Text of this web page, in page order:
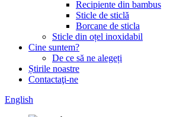
Recipiente din bambus
Sticle de sticlă
Borcane de sticla
Sticle din oțel inoxidabil
Cine suntem?
De ce să ne alegeți
Știrile noastre
Contactaţi-ne
English